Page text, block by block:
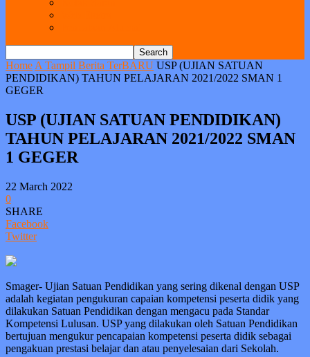
Home A Tampil Berita TerBARU USP (UJIAN SATUAN
PENDIDIKAN) TAHUN PELAJARAN 2021/2022 SMAN 1
GEGER
USP (UJIAN SATUAN PENDIDIKAN)
TAHUN PELAJARAN 2021/2022 SMAN
1 GEGER
22 March 2022
0
SHARE
Facebook
Twitter
Smager- Ujian Satuan Pendidikan yang sering dikenal dengan USP
adalah kegiatan pengukuran capaian kompetensi peserta didik yang
dilakukan Satuan Pendidikan dengan mengacu pada Standar
Kompetensi Lulusan. USP yang dilakukan oleh Satuan Pendidikan
bertujuan mengukur pencapaian kompetensi peserta didik sebagai
pengakuan prestasi belajar dan atau penyelesaian dari Sekolah.